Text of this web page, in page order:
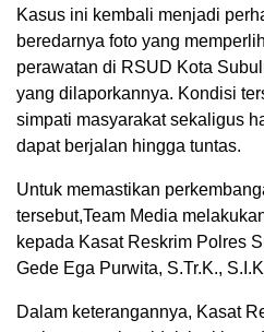
Kasus ini kembali menjadi
beredarnya foto yang
perawatan di RSUD Kota
yang dilaporkannya. Kondisi
simpati masyarakat sekaligus
dapat berjalan hingga tuntas.
Untuk memastikan
tersebut,Team Media
kepada Kasat Reskrim Polres
Gede Ega Purwita, S.Tr.K.,
Dalam keterangannya, Kasat